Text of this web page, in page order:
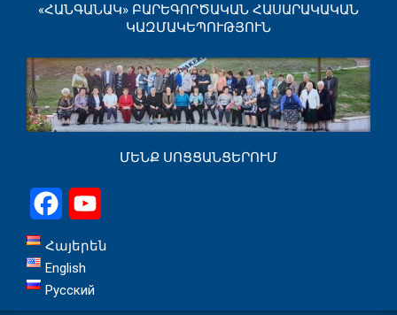
«ՀԱՆԳԱՆԱԿ» ԲԱՐԵԳՈՐԾԱԿԱՆ ՀԱՍԱՐԱԿԱԿԱՆ
ԿԱԶՄԱԿԵՊՈՒԹՅՈՒՆ
ՄԵՆՔ ՍՈՑՑԱՆՑԵՐՈՒՄ
Facebook
Հայերեն
English
Русский